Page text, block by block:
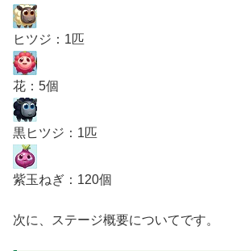
ヒツジ：1匹
花：5個
黒ヒツジ：1匹
紫玉ねぎ：120個
次に、ステージ概要についてです。